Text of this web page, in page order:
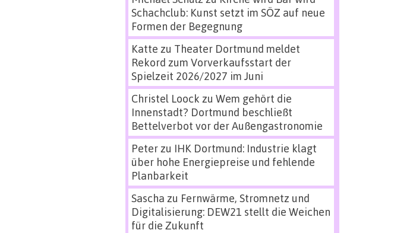
Schachclub: Kunst setzt im SÖZ auf neue
Formen der Begegnung
Katte zu Theater Dortmund meldet
Rekord zum Vorverkaufsstart der
Spielzeit 2026/2027 im Juni
Christel Loock zu Wem gehört die
Innenstadt? Dortmund beschließt
Bettelverbot vor der Außengastronomie
Peterzu IHK Dortmund: Industrie klagt
über hohe Energiepreise und fehlende
Planbarkeit
Sascha zu Fernwärme, Stromnetz und
Digitalisierung: DEW21 stellt die Weichen
für die Zukunft